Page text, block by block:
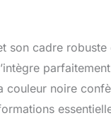
le bien-être et les
son cadre robuste
noire